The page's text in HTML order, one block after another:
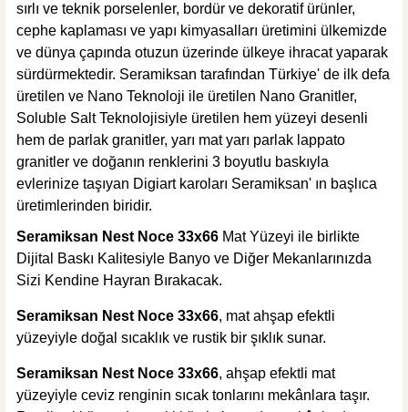
825,00 TL
Sepete Ekle
KARGO BEDAVA
Tesay Profil
Tesay Profil Fayans Tesviye Klipsi 2 mm
Sepete Ekle
Tesay Profil
sırlı ve teknik porselenler, bordür ve dekoratif ürünler,
cephe kaplaması ve yapı kimyasalları üretimini ülkemizde
ve dünya çapında otuzun üzerinde ülkeye ihracat yaparak
sürdürmektedir. Seramiksan tarafından Türkiye' de ilk defa
üretilen ve Nano Teknoloji ile üretilen Nano Granitler,
Soluble Salt Teknolojisiyle üretilen hem yüzeyi desenli
hem de parlak granitler, yarı mat yarı parlak lappato
granitler ve doğanın renklerini 3 boyutlu baskıyla
evlerinize taşıyan Digiart karoları Seramiksan' ın başlıca
üretimlerinden biridir.
Seramiksan Nest Noce 33x66 Mat Yüzeyi ile birlikte
Dijital Baskı Kalitesiyle Banyo ve Diğer Mekanlarınızda
Sizi Kendine Hayran Bırakacak.
Seramiksan Nest Noce 33x66, mat ahşap efektli
yüzeyiyle doğal sıcaklık ve rustik bir şıklık sunar.
Seramiksan Nest Noce 33x66, ahşap efektli mat
yüzeyiyle ceviz renginin sıcak tonlarını mekânlara taşır.